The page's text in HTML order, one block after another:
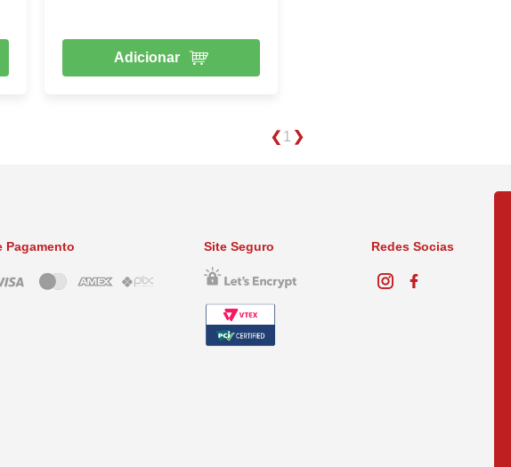
Adicionar
1
Pagamento Site Seguro Redes Socias